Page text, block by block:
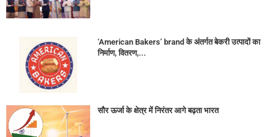
‘American Bakers’ brand के अंतर्गत बेकरी उत्पादों का
निर्माण, वितरण,...
सौर ऊर्जा के क्षेत्र में निरंतर आगे बढ़ता भारत